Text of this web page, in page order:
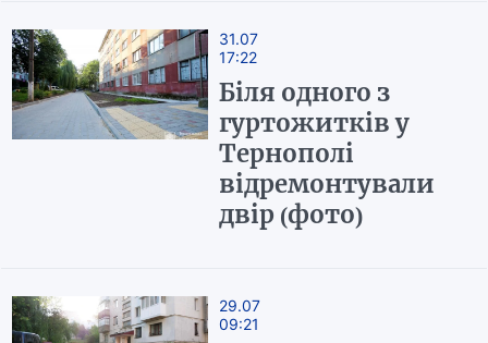
31.07
17:22
Біля одного з
гуртожитків у
Тернополі
відремонтували
двір (фото)
29.07
09:21